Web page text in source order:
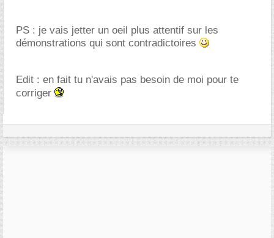
PS : je vais jetter un oeil plus attentif sur les
démonstrations qui sont contradictoires
Edit : en fait tu n'avais pas besoin de moi pour te
corriger